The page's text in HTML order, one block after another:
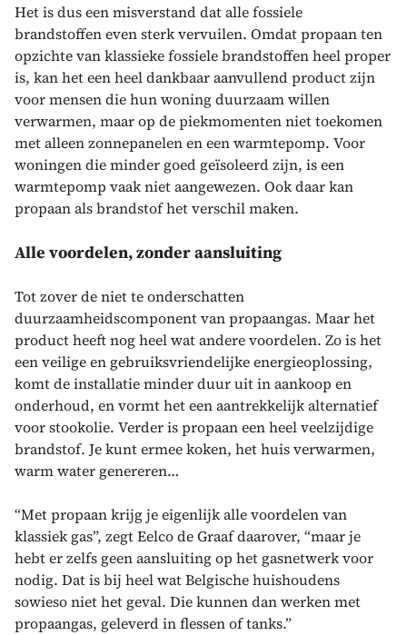
Het is dus een misverstand dat alle fossiele
brandstoffen even sterk vervuilen. Omdat propaan ten
opzichte van klassieke fossiele brandstoffen heel proper
is, kan het een heel dankbaar aanvullend product zijn
voor mensen die hun woning duurzaam willen
verwarmen, maar op de piekmomenten niet toekomen
met alleen zonnepanelen en een warmtepomp. Voor
woningen die minder goed geïsoleerd zijn, is een
warmtepomp vaak niet aangewezen. Ook daar kan
propaan als brandstof het verschil maken.
Alle voordelen, zonder aansluiting
Tot zover de niet te onderschatten
duurzaamheidscomponent van propaangas. Maar het
product heeft nog heel wat andere voordelen. Zo is het
een veilige en gebruiksvriendelijke energieoplossing,
komt de installatie minder duur uit in aankoop en
onderhoud, en vormt het een aantrekkelijk alternatief
voor stookolie. Verder is propaan een heel veelzijdige
brandstof. Je kunt ermee koken, het huis verwarmen,
warm water genereren…
“Met propaan krijg je eigenlijk alle voordelen van
klassiek gas”, zegt Eelco de Graaf daarover, “maar je
hebt er zelfs geen aansluiting op het gasnetwerk voor
nodig. Dat is bij heel wat Belgische huishoudens
sowieso niet het geval. Die kunnen dan werken met
propaangas, geleverd in flessen of tanks.”